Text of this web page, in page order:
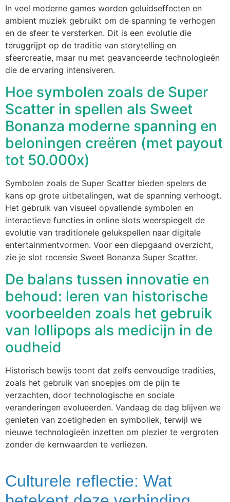
In veel moderne games worden geluidseffecten en
ambient muziek gebruikt om de spanning te verhogen
en de sfeer te versterken. Dit is een evolutie die
teruggrijpt op de traditie van storytelling en
sfeercreatie, maar nu met geavanceerde technologieën
die de ervaring intensiveren.
Hoe symbolen zoals de Super
Scatter in spellen als Sweet
Bonanza moderne spanning en
beloningen creëren (met payout
tot 50.000x)
Symbolen zoals de Super Scatter bieden spelers de
kans op grote uitbetalingen, wat de spanning verhoogt.
Het gebruik van visueel opvallende symbolen en
interactieve functies in online slots weerspiegelt de
evolutie van traditionele gelukspellen naar digitale
entertainmentvormen. Voor een diepgaand overzicht,
zie je slot recensie Sweet Bonanza Super Scatter.
De balans tussen innovatie en
behoud: leren van historische
voorbeelden zoals het gebruik
van lollipops als medicijn in de
oudheid
Historisch bewijs toont dat zelfs eenvoudige tradities,
zoals het gebruik van snoepjes om de pijn te
verzachten, door technologische en sociale
veranderingen evolueerden. Vandaag de dag blijven we
genieten van zoetigheden en symboliek, terwijl we
nieuwe technologieën inzetten om plezier te vergroten
zonder de kernwaarden te verliezen.
Culturele reflectie: Wat